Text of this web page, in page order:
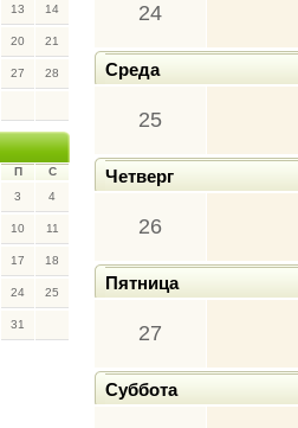
13 14
20 21
27 28
П
С
3 4
10 11
17 18
24 25
31
24
Среда
25
Четверг
26
Пятница
27
Суббота